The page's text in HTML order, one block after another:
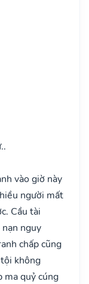
vào giờ này
người mất
Cầu tài
nguy
chấp cũng
không
ma quỷ cúng